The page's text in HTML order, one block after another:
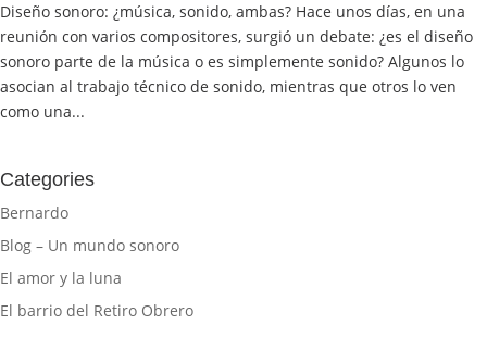
Diseño sonoro: ¿música, sonido, ambas? Hace unos días, en una
reunión con varios compositores, surgió un debate: ¿es el diseño
sonoro parte de la música o es simplemente sonido? Algunos lo
asocian al trabajo técnico de sonido, mientras que otros lo ven
como una...
Categories
Bernardo
Blog – Un mundo sonoro
El amor y la luna
El barrio del Retiro Obrero